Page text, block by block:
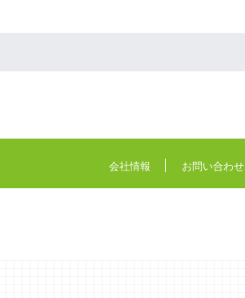
会社情報 お問い合わせ